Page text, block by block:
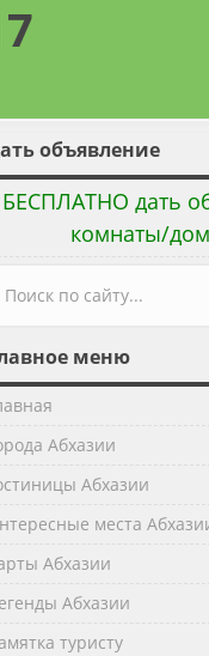
объявление
БЕСПЛАТНО дать
комнаты/
Форма поиска
меню
Абхазии
Абхазии
места
Абхазии
Абхазии
туристу